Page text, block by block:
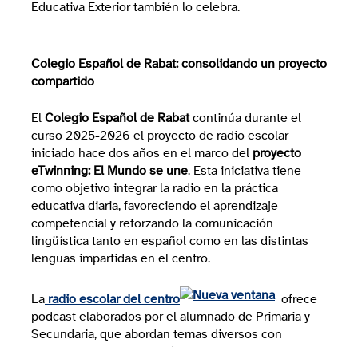
Educativa Exterior también lo celebra.
Colegio Español de Rabat: consolidando un proyecto
compartido
El Colegio Español de Rabatcontinúa durante el
curso 2025-2026 el proyecto de radio escolar
iniciado hace dos años en el marco del proyecto
eTwinning: El Mundo se une. Esta iniciativa tiene
como objetivo integrar la radio en la práctica
educativa diaria, favoreciendo el aprendizaje
competencial y reforzando la comunicación
lingüística tanto en español como en las distintas
lenguas impartidas en el centro.
La radio escolar del centro
ofrece
podcast elaborados por el alumnado de Primaria y
Secundaria, que abordan temas diversos con